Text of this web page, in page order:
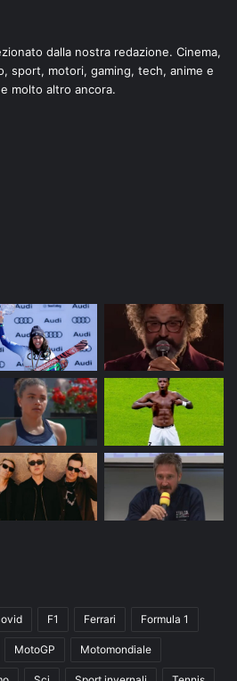
dalla nostra redazione. Cinema,
sport, motori, gaming, tech, anime e
molto altro ancora.
F1 Ferrari Formula 1
MotoGP Motomondiale